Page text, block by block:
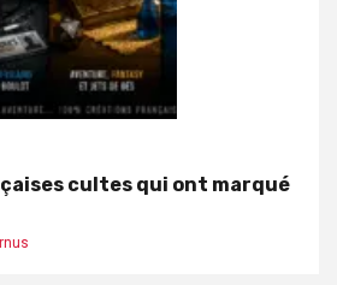
cultes qui ont marqué